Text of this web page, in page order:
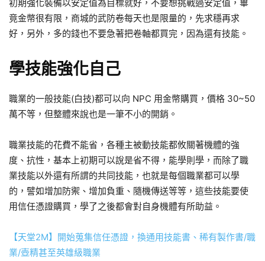
初期強化裝備以安定值為目標就好，不要想挑戰過安定值，畢
竟金幣很有限，商城的武防卷每天也是限量的，先求穩再求
好，另外，多的錢也不要急著把卷軸都買完，因為還有技能。
學技能強化自己
職業的一般技能(白技)都可以向 NPC 用金幣購買，價格 30~50
萬不等，但整體來說也是一筆不小的開銷。
職業技能的花費不能省，各種主被動技能都攸關著機體的強
度、抗性，基本上初期可以說是省不得，能學則學，而除了職
業技能以外還有所謂的共同技能，也就是每個職業都可以學
的，譬如增加防禦、增加負重、隨機傳送等等，這些技能要使
用信任憑證購買，學了之後都會對自身機體有所助益。
【天堂2M】開始蒐集信任憑證，換通用技能書、稀有製作書/職
業/壺精甚至英雄級職業